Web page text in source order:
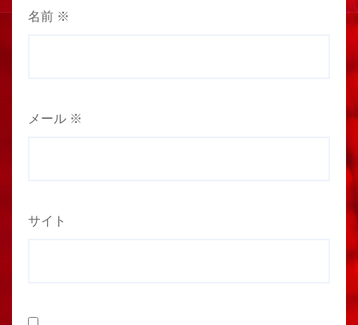
名前 ※
メール ※
サイト